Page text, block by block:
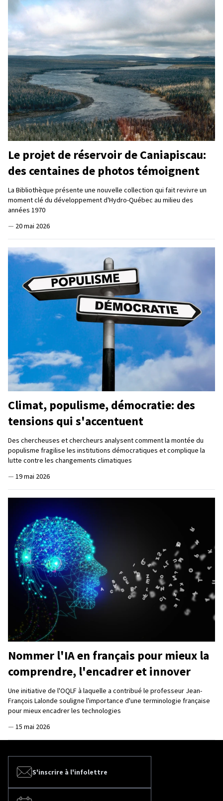
Le projet de réservoir de Caniapiscau:
des centaines de photos témoignent
La Bibliothèque présente une nouvelle collection qui fait revivre un
moment clé du développement d'Hydro-Québec au milieu des
années 1970
— 20 mai 2026
Climat, populisme, démocratie: des
tensions qui s'accentuent
Des chercheuses et chercheurs analysent comment la montée du
populisme fragilise les institutions démocratiques et complique la
lutte contre les changements climatiques
— 19 mai 2026
Nommer l'IA en français pour mieux la
comprendre, l'encadrer et innover
Une initiative de l'OQLF à laquelle a contribué le professeur Jean-
François Lalonde souligne l'importance d'une terminologie française
pour mieux encadrer les technologies
— 15 mai 2026
S'inscrire à l'infolettre